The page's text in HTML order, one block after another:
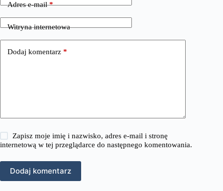
Adres e-mail*
Witryna internetowa
Dodaj komentarz *
Zapisz moje imię i nazwisko, adres e-mail i stronę
internetową w tej przeglądarce do następnego komentowania.
Dodaj komentarz